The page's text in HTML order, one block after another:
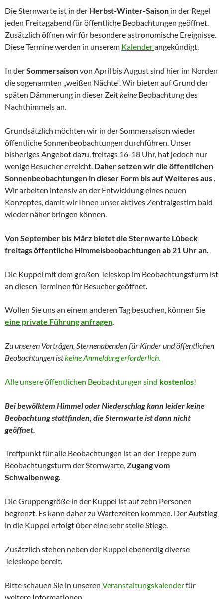
Die Sternwarte ist in der Herbst-Winter-Saison in der Regel
jeden Freitagabend für öffentliche Beobachtungen geöffnet.
Zusätzlich öffnen wir für besondere astronomische Ereignisse.
Diese Termine werden in unserem Kalenderangekündigt.
In derSommersaisonvon April bis August sind hier im Norden
die sogenannten „weißen Nächte“. Wir bieten auf Grund der
späten Dämmerung in dieser Zeitkeine Beobachtung des
Nachthimmels an.
Grundsätzlich möchten wir in der Sommersaison wieder
öffentliche Sonnenbeobachtungen durchführen. Unser
bisheriges Angebot dazu, freitags 16-18 Uhr, hat jedoch nur
wenige Besucher erreicht. Daher setzen wir die öffentlichen
Sonnenbeobachtungen in dieser Form bis auf Weiteres aus.
Wir arbeiten intensiv an der Entwicklung eines neuen
Konzeptes, damit wir Ihnen unser aktives Zentralgestirn bald
wieder näher bringen können.
Von September bis März bietet die Sternwarte Lübeck
freitags öffentliche Himmelsbeobachtungen ab 21 Uhr an.
Die Kuppel mit dem großen Teleskop im Beobachtungsturm ist
an diesen Terminen für Besucher geöffnet.
Wollen Sie uns an einem anderen Tag besuchen, können Sie
eine private Führung anfragen.
Zu unseren Vorträgen, Sternenabenden für Kinder undöffentlichen
Beobachtungen istkeine Anmeldung erforderlich.
Alle unsere öffentlichen Beobachtungen sind kostenlos!
Bei bewölktem Himmel oder Niederschlag kann leider keine
Beobachtung stattfinden, die Sternwarte ist dann nicht
geöffnet.
Treffpunkt für alle Beobachtungen ist an der Treppe zum
Beobachtungsturm der Sternwarte,Zugang vom
Schwalbenweg.
Die Gruppengröße in der Kuppel ist auf zehn Personen
begrenzt. Es kann daher zu Wartezeiten kommen. Der Aufstieg
in die Kuppel erfolgt über eine sehr steile Stiege.
Zusätzlich stehen neben der Kuppel ebenerdig diverse
Teleskope bereit.
Bitte schauen Sie in unseren Veranstaltungskalenderfür
weitere Informationen.